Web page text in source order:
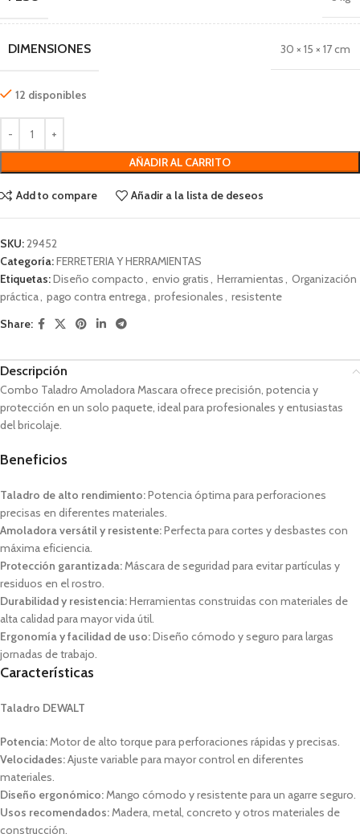
DIMENSIONES 30 × 15 × 17 cm
12 disponibles
AÑADIR AL CARRITO
Add to compare Añadir a la lista de deseos
SKU:29452
Categoría:FERRETERIA Y HERRAMIENTAS
Etiquetas:Diseño compacto, envio gratis, Herramientas, Organización
práctica, pago contra entrega, profesionales, resistente
Share:
Descripción
Combo Taladro Amoladora Mascara ofrece precisión, potencia y
protección en un solo paquete, ideal para profesionales y entusiastas
del bricolaje.
Beneficios
Taladro de alto rendimiento:Potencia óptima para perforaciones
precisas en diferentes materiales.
Amoladora versátil y resistente:Perfecta para cortes y desbastes con
máxima eficiencia.
Protección garantizada:Máscara de seguridad para evitar partículas y
residuos en el rostro.
Durabilidad y resistencia:Herramientas construidas con materiales de
alta calidad para mayor vida útil.
Ergonomía y facilidad de uso:Diseño cómodo y seguro para largas
jornadas de trabajo.
Características
Taladro DEWALT
Potencia:Motor de alto torque para perforaciones rápidas y precisas.
Velocidades:Ajuste variable para mayor control en diferentes
materiales.
Diseño ergonómico:Mango cómodo y resistente para un agarre seguro.
Usos recomendados:Madera, metal, concreto y otros materiales de
construcción.